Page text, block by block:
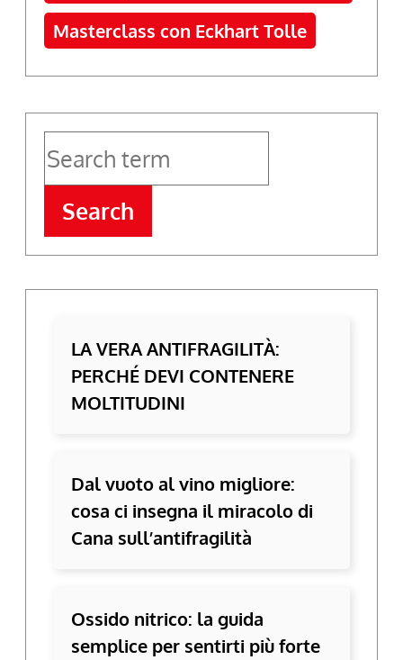
Masterclass con Eckhart Tolle
Search
LA VERA ANTIFRAGILITÀ:
PERCHÉ DEVI CONTENERE
MOLTITUDINI
Dal vuoto al vino migliore:
cosa ci insegna il miracolo di
Cana sull’antifragilità
Ossido nitrico: la guida
semplice per sentirti più forte